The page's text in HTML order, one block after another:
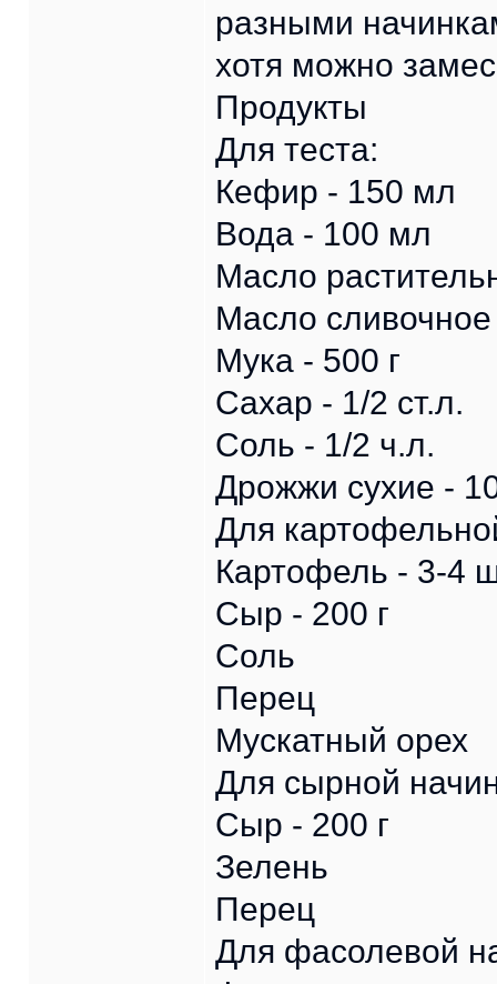
разными
хотя можно
Продукты
Для теста:
Кефир - 150 мл
Вода - 100 мл
Масло
Масло сливочное
Мука - 500 г
Сахар - 1/2 ст.л.
Соль - 1/2 ч.л.
Дрожжи сухие -
Для
Картофель - 3-4
Сыр - 200 г
Соль
Перец
Мускатный орех
Для сырной
Сыр - 200 г
Зелень
Перец
Для фасолевой